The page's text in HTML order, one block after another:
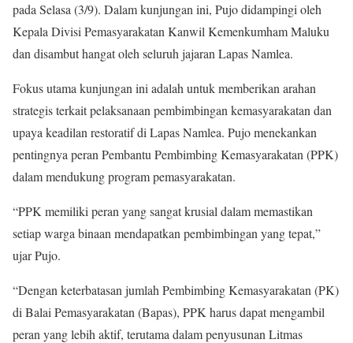
pada Selasa (3/9). Dalam kunjungan ini, Pujo didampingi oleh
Kepala Divisi Pemasyarakatan Kanwil Kemenkumham Maluku
dan disambut hangat oleh seluruh jajaran Lapas Namlea.
Fokus utama kunjungan ini adalah untuk memberikan arahan
strategis terkait pelaksanaan pembimbingan kemasyarakatan dan
upaya keadilan restoratif di Lapas Namlea. Pujo menekankan
pentingnya peran Pembantu Pembimbing Kemasyarakatan (PPK)
dalam mendukung program pemasyarakatan.
“PPK memiliki peran yang sangat krusial dalam memastikan
setiap warga binaan mendapatkan pembimbingan yang tepat,”
ujar Pujo.
“Dengan keterbatasan jumlah Pembimbing Kemasyarakatan (PK)
di Balai Pemasyarakatan (Bapas), PPK harus dapat mengambil
peran yang lebih aktif, terutama dalam penyusunan Litmas